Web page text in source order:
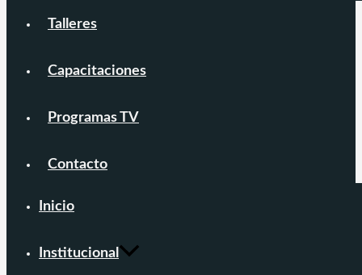
Talleres
Capacitaciones
Programas TV
Contacto
Inicio
Institucional